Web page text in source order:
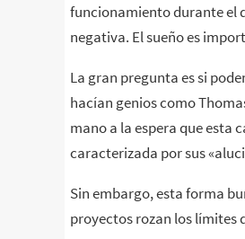
funcionamiento durante el
negativa. El sueño es
La gran pregunta es si
hacían genios como
mano a la espera que esta
caracterizada por sus
Sin embargo, esta forma
proyectos rozan los límites